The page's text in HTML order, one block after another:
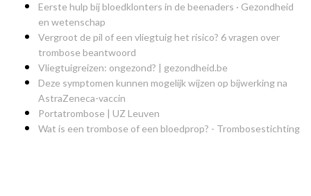
Eerste hulp bij bloedklonters in de beenaders · Gezondheid
en wetenschap
Vergroot de pil of een vliegtuig het risico? 6 vragen over
trombose beantwoord
Vliegtuigreizen: ongezond? | gezondheid.be
Deze symptomen kunnen mogelijk wijzen op bijwerking na
AstraZeneca-vaccin
Portatrombose | UZ Leuven
Wat is een trombose of een bloedprop? - Trombosestichting